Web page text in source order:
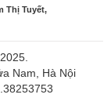
Thị Tuyết,
Nam, Hà Nội